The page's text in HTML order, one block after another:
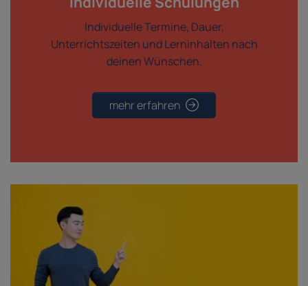
Individuelle Termine, Dauer,
Unterrichtszeiten und Lerninhalten nach
deinen Wünschen.
mehr erfahren